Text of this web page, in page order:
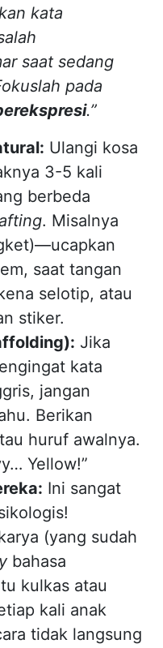
kata
saat sedang
pada
.”
Ulangi kosa
3-5 kali
berbeda
. Misalnya
saat tangan
selotip, atau
stiker.
Jika
kata
jangan
Berikan
huruf awalnya.
Yellow!”
Ini sangat
(yang sudah
bahasa
kulkas atau
kali anak
tidak langsung